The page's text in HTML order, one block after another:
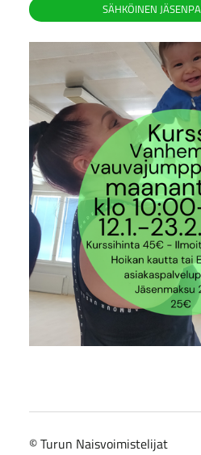
SÄHKÖINEN
©Turun Naisvoimistelijat